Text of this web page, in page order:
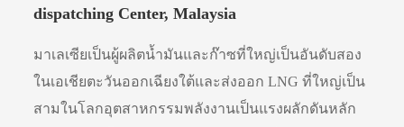
dispatching Center, Malaysia
มาเลเซียเป็นผู้ผลิตน้ำมันและก๊าซที่ใหญ่เป็นอันดับสอง
ในเอเชียตะวันออกเฉียงใต้และส่งออก LNG ที่ใหญ่เป็น
สามในโลกอุตสาหกรรมพลังงานเป็นแรงผลักดันหลัก